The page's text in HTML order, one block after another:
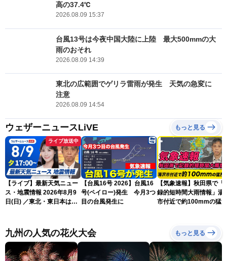
高の37.4℃
2026.08.09 15:37
台風13号は今夜中国大陸に上陸 最大500mmの大
雨のおそれ
2026.08.09 14:39
東北の広範囲でゲリラ雷雨が発生 天気の急変に
注意
2026.08.09 14:54
ウェザーニュースLiVE もっと見る
ライブ放送中
【ライブ】最新天気ニュー
ス・地震情報 2026年8月9
日(日) ／東北・東日本は急
北美月／芳野達郎〉
【台風16号 2026】台風16
号(ペイロー)発生 今月3つ
目の台風発生に
【気象速報】秋田県で「
録的短時間大雨情報」湯
市付近で約100mmの猛烈
九州の人気の花火大会 もっと見る